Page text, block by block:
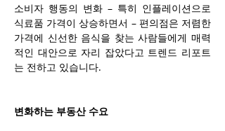
소비자 행동의 변화 – 특히 인플레이션으로
식료품 가격이 상승하면서 – 편의점은 저렴한
가격에 신선한 음식을 찾는 사람들에게 매력
적인 대안으로 자리 잡았다고 트렌드 리포트
는 전하고 있습니다.
변화하는 부동산 수요